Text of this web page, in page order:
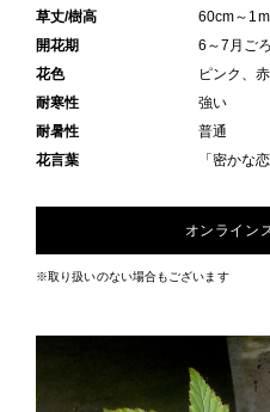
草丈/樹高
60cm～
開花期
6～7月ごろ
花色
ピンク、
耐寒性
強い
耐暑性
普通
花言葉
「密かな
オンライン
※取り扱いのない場合もございます